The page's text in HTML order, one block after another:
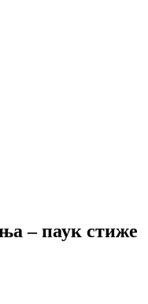
– паук стиже